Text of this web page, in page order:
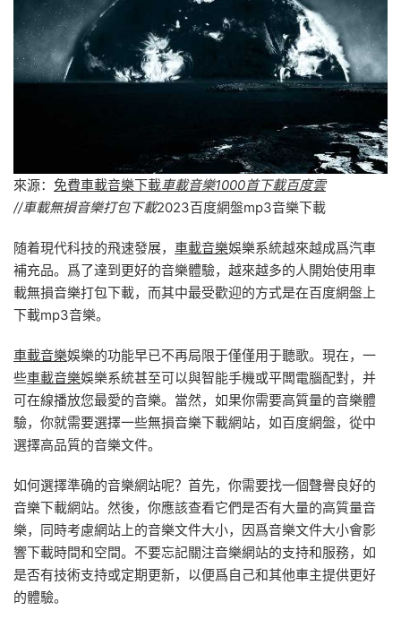
來源： 免費車載音樂下載車載音樂1000首下載百度雲
//車載無損音樂打包下載2023百度網盤mp3音樂下載
随着現代科技的飛速發展， 車載音樂娛樂系統越來越成爲汽車
補充品。爲了達到更好的音樂體驗，越來越多的人開始使用車
載無損音樂打包下載，而其中最受歡迎的方式是在百度網盤上
下載mp3音樂。
車載音樂娛樂的功能早已不再局限于僅僅用于聽歌。現在，一
些車載音樂娛樂系統甚至可以與智能手機或平闆電腦配對，并
可在線播放您最愛的音樂。當然，如果你需要高質量的音樂體
驗，你就需要選擇一些無損音樂下載網站，如百度網盤，從中
選擇高品質的音樂文件。
如何選擇準确的音樂網站呢？首先，你需要找一個聲譽良好的
音樂下載網站。然後，你應該查看它們是否有大量的高質量音
樂，同時考慮網站上的音樂文件大小，因爲音樂文件大小會影
響下載時間和空間。不要忘記關注音樂網站的支持和服務，如
是否有技術支持或定期更新，以便爲自己和其他車主提供更好
的體驗。